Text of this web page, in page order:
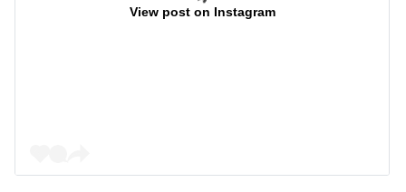
View post on Instagram